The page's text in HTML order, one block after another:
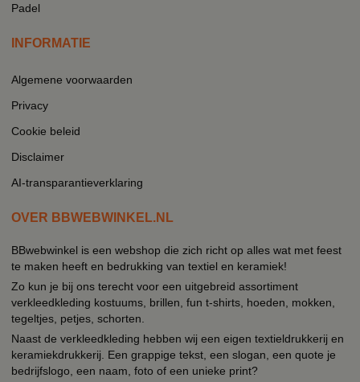
Padel
INFORMATIE
Algemene voorwaarden
Privacy
Cookie beleid
Disclaimer
AI-transparantieverklaring
OVER BBWEBWINKEL.NL
BBwebwinkel is een webshop die zich richt op alles wat met feest
te maken heeft en bedrukking van textiel en keramiek!
Zo kun je bij ons terecht voor een uitgebreid assortiment
verkleedkleding kostuums, brillen, fun t-shirts, hoeden, mokken,
tegeltjes, petjes, schorten.
Naast de verkleedkleding hebben wij een eigen textieldrukkerij en
keramiekdrukkerij. Een grappige tekst, een slogan, een quote je
bedrijfslogo, een naam, foto of een unieke print?